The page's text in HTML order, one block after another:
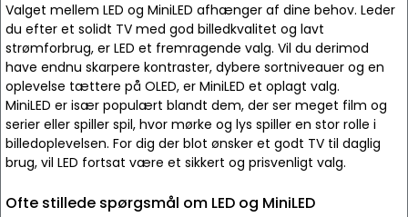
Valget mellem LED og MiniLED afhænger af dine behov. Leder
du efter et solidt TV med god billedkvalitet og lavt
strømforbrug, er LED et fremragende valg. Vil du derimod
have endnu skarpere kontraster, dybere sortniveauer og en
oplevelse tættere på OLED, er MiniLED et oplagt valg.
MiniLED er især populært blandt dem, der ser meget film og
serier eller spiller spil, hvor mørke og lys spiller en stor rolle i
billedoplevelsen. For dig der blot ønsker et godt TV til daglig
brug, vil LED fortsat være et sikkert og prisvenligt valg.
Ofte stillede spørgsmål om LED og MiniLED